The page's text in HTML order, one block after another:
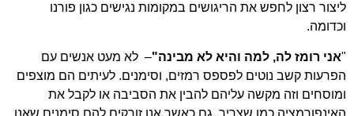
ליצור רצון לחפש את הריגושים במקומות נגישים כגון פורנו
וכדומה.
"אני רומז לה, למה והיא לא מבינה"– לא מעט אנשים עם
הפרעות קשב נוטים לפספס רמזים, וסימנים. לעיתים הם מוצפים
ומוסחים וזה מקשה עליהם להבין את הסביבה או לקבל את
האינפורמציה כמו שצריך. גם כאשר אנו זורקים להם סימנים שאנו